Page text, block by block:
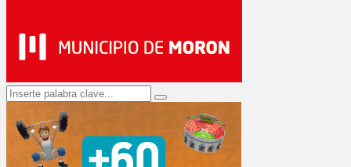
Search
for:
Search